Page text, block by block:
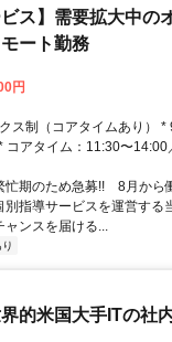
ビス】需要拡大中
ート勤務
円
ス制（コアタイムあり）
コアタイム：11:30〜
忙期のため急募!! 8月から
指導サービスを運営する
ャンスを届ける...
界的米国大手ITの社